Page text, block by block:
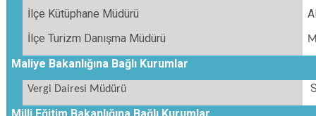
İlçe Kütüphane Müdürü
İlçe Turizm Danışma Müdürü
Maliye Bakanlığına Bağlı Kurumlar
Vergi Dairesi Müdürü